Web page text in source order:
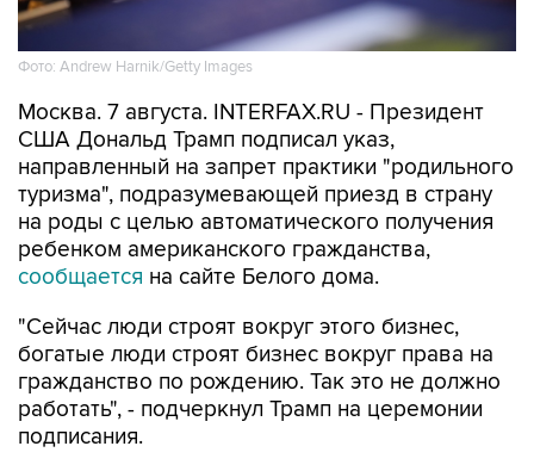
Фото: Andrew Harnik/Getty Images
Москва. 7 августа. INTERFAX.RU - Президент
США Дональд Трамп подписал указ,
направленный на запрет практики "родильного
туризма", подразумевающей приезд в страну
на роды с целью автоматического получения
ребенком американского гражданства,
сообщается на сайте Белого дома.
"Сейчас люди строят вокруг этого бизнес,
богатые люди строят бизнес вокруг права на
гражданство по рождению. Так это не должно
работать", - подчеркнул Трамп на церемонии
подписания.